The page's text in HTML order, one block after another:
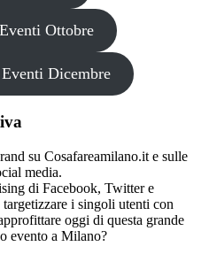
Eventi Ottobre
Eventi Dicembre
su Cosafareamilano.it e sulle
media.
di Facebook, Twitter e
i singoli utenti con
oggi di questa grande
evento a Milano?